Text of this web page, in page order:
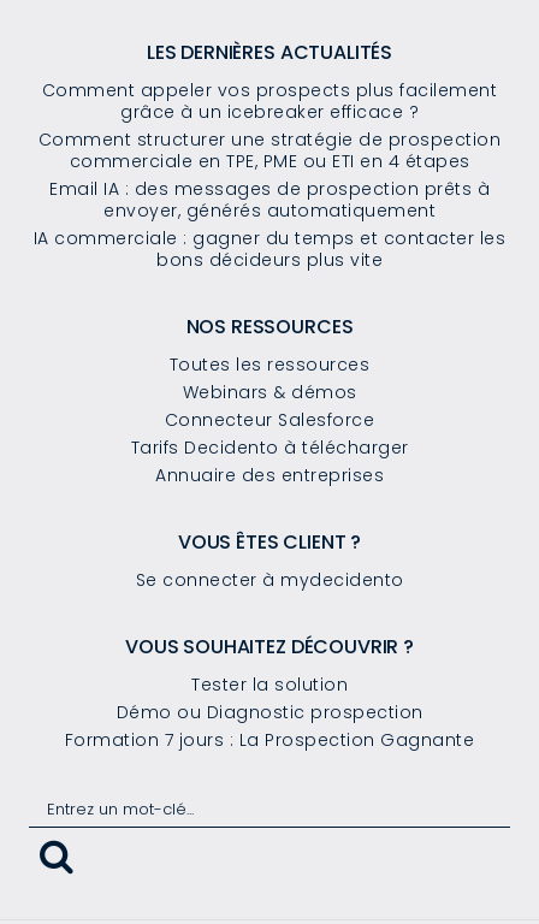
LES DERNIÈRES ACTUALITÉS
Comment appeler vos prospects plus facilement
grâce à un icebreaker efficace ?
Comment structurer une stratégie de prospection
commerciale en TPE, PME ou ETI en 4 étapes
Email IA : des messages de prospection prêts à
envoyer, générés automatiquement
IA commerciale : gagner du temps et contacter les
bons décideurs plus vite
NOS RESSOURCES
Toutes les ressources
Webinars & démos
Connecteur Salesforce
Tarifs Decidento à télécharger
Annuaire des entreprises
VOUS ÊTES CLIENT ?
Se connecter à mydecidento
VOUS SOUHAITEZ DÉCOUVRIR ?
Tester la solution
Démo ou Diagnostic prospection
Formation 7 jours : La Prospection Gagnante